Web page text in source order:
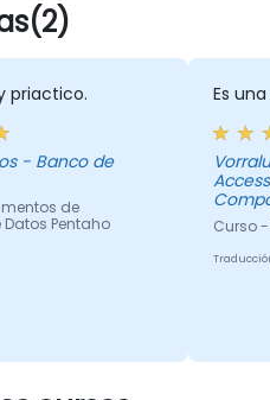
comprensión más amplia
de big data.
priactico.
de
de
Pentaho
Es
Curso -